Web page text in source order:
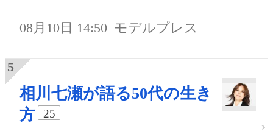
08月10日 14:50 モデルプレス
相川七瀬が語る50代の生き
方
25